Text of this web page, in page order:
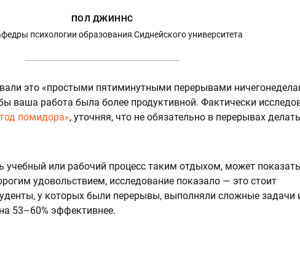
ПОЛ ДЖИННС
психологии образования Сиднейского университета
это «простыми пятиминутными перерывами
ваша работа была более продуктивной. Фактически
помидора», уточняя, что не обязательно в перерывах
учебный или рабочий процесс таким отдыхом, может
удовольствием, исследование показало — это стоит
у которых были перерывы, выполняли сложные задачи
53–60% эффективнее.